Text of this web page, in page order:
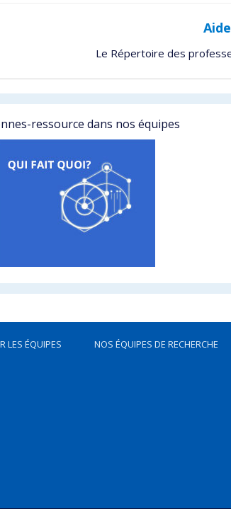
Le Répertoire des
ressource dans nos équipes
LES ÉQUIPES
NOS ÉQUIPES DE RECHERCHE